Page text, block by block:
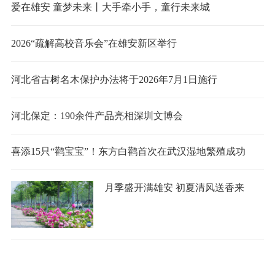
爱在雄安 童梦未来丨大手牵小手，童行未来城
2026“疏解高校音乐会”在雄安新区举行
河北省古树名木保护办法将于2026年7月1日施行
河北保定：190余件产品亮相深圳文博会
喜添15只“鹳宝宝”！东方白鹳首次在武汉湿地繁殖成功
月季盛开满雄安 初夏清风送香来